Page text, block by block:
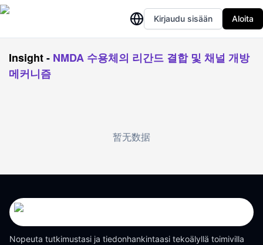
Kirjaudu sisään Aloita
Insight- NMDA 수용체의 리간드 결합 및 채널 개방
메커니즘
暂无数据
Nopeuta tutkimustasi ja tiedonhankintaasi tekoälyllä toimivilla